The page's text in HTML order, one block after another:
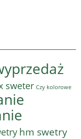
sweter Czy kolorowe
hm swetry